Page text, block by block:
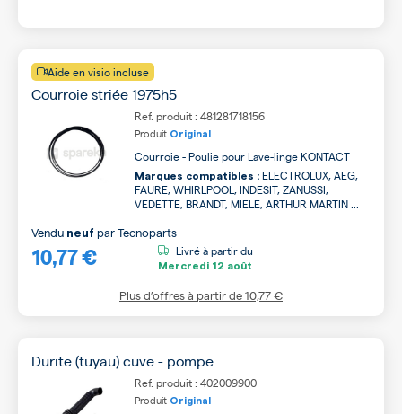
Aide en visio incluse
Courroie striée 1975h5
Ref. produit : 481281718156
Produit Original
Courroie - Poulie pour Lave-linge KONTACT
Marques compatibles : ELECTROLUX, AEG,
FAURE, WHIRLPOOL, INDESIT, ZANUSSI,
VEDETTE, BRANDT, MIELE, ARTHUR MARTIN ...
10,77 €
Vendu neuf parTecnoparts
Livré à partir du
Mercredi 12 août
Plus d’offres à partir de10,77 €
Durite (tuyau) cuve - pompe
Ref. produit : 402009900
Produit Original